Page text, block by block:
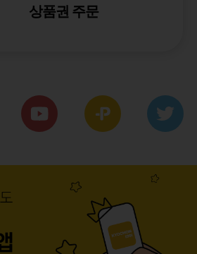
상품권 주문